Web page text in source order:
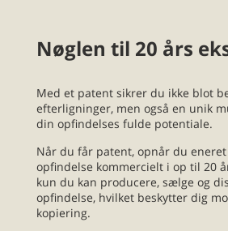
Nøglen til 20 års
Med et patent sikrer du ikke blot
efterligninger, men også en unik
din opfindelses fulde potentiale.
Når du får patent, opnår du
opfindelse kommercielt i op til 20
kun du kan producere, sælge og
opfindelse, hvilket beskytter dig
kopiering.